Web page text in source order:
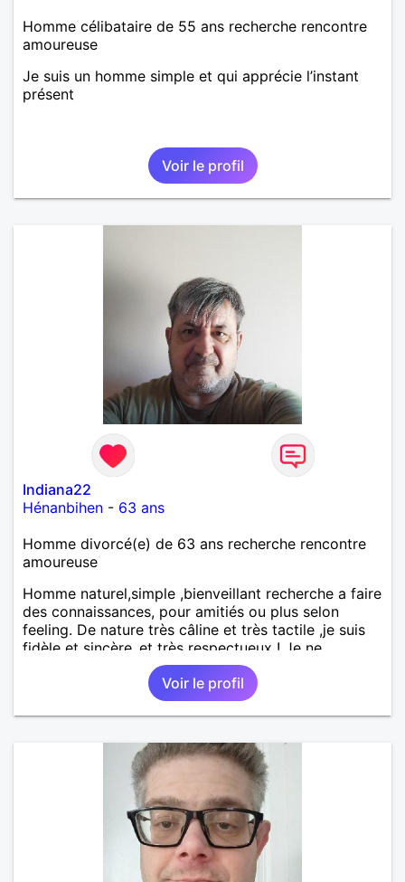
Homme célibataire de 55 ans recherche rencontre
amoureuse
Je suis un homme simple et qui apprécie l’instant
présent
Voir le profil
Indiana22
Hénanbihen - 63 ans
Homme divorcé(e) de 63 ans recherche rencontre
amoureuse
Homme naturel,simple ,bienveillant recherche a faire
des connaissances, pour amitiés ou plus selon
feeling. De nature très câline et très tactile ,je suis
fidèle et sincère.,et très respectueux ! Je ne
supporte pas le mensonge.Rien ne vaut une vraie
rencontre,pour échanger en toute simplicité,j'ai du
mal à prolonger des échanges virtuels Je suis plutôt
attiré par des femmes ayant la cinquantaine ,belles
naturellement ,sans fards ,ni excès A vous de jouer
Voir le profil